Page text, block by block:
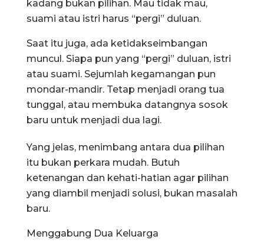
kadang bukan pilihan. Mau tidak mau,
suami atau istri harus “pergi” duluan.
Saat itu juga, ada ketidakseimbangan
muncul. Siapa pun yang “pergi” duluan, istri
atau suami. Sejumlah kegamangan pun
mondar-mandir. Tetap menjadi orang tua
tunggal, atau membuka datangnya sosok
baru untuk menjadi dua lagi.
Yang jelas, menimbang antara dua pilihan
itu bukan perkara mudah. Butuh
ketenangan dan kehati-hatian agar pilihan
yang diambil menjadi solusi, bukan masalah
baru.
Menggabung Dua Keluarga